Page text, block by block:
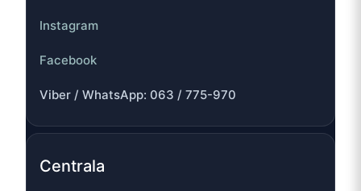
Instagram
Facebook
Viber / WhatsApp: 063 / 775-970
Centrala